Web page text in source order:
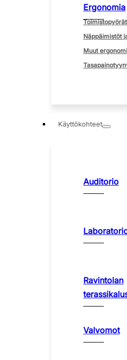
Ergonomia
Toimistopyörät
Näppäimistöt
Muut
Käyttökohteet
Auditorio
Ravintolan
Valvomot